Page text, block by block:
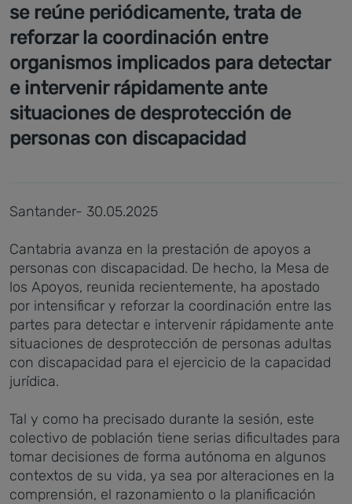
se reúne periódicamente, trata de
reforzar la coordinación entre
organismos implicados para detectar
e intervenir rápidamente ante
situaciones de desprotección de
personas con discapacidad
Santander- 30.05.2025
Cantabria avanza en la prestación de apoyos a
personas con discapacidad. De hecho, la Mesa de
los Apoyos, reunida recientemente, ha apostado
por intensificar y reforzar la coordinación entre las
partes para detectar e intervenir rápidamente ante
situaciones de desprotección de personas adultas
con discapacidad para el ejercicio de la capacidad
jurídica.
Tal y como ha precisado durante la sesión, este
colectivo de población tiene serias dificultades para
tomar decisiones de forma autónoma en algunos
contextos de su vida, ya sea por alteraciones en la
comprensión, el razonamiento o la planificación